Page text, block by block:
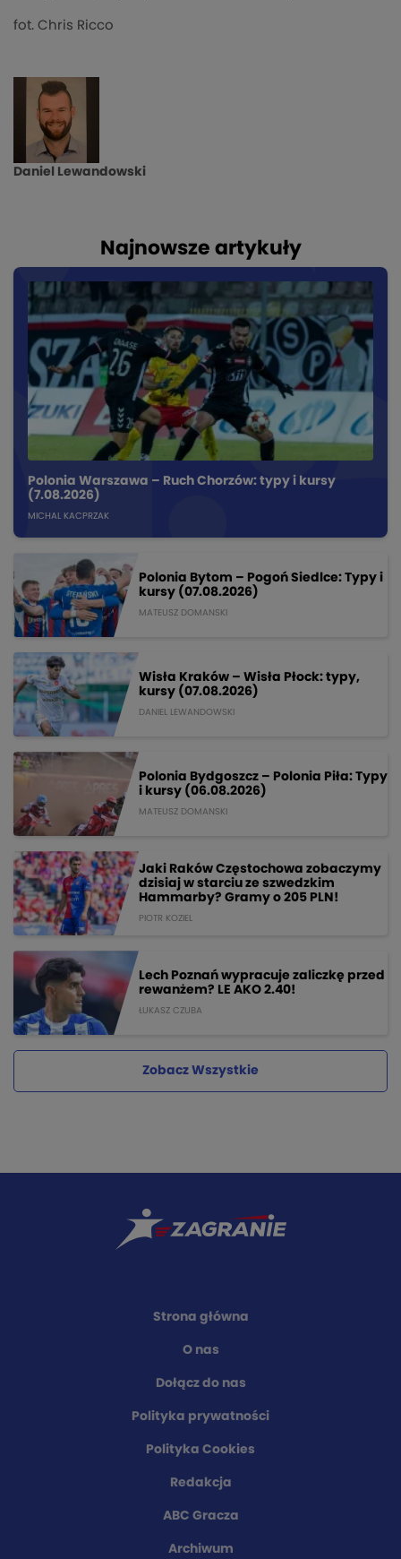
fot. Chris Ricco
Daniel Lewandowski
Najnowsze artykuły
Polonia Warszawa – Ruch Chorzów: typy i kursy
(7.08.2026)
MICHAL KACPRZAK
Polonia Bytom – Pogoń Siedlce: Typy i
kursy (07.08.2026)
MATEUSZ DOMANSKI
Wisła Kraków – Wisła Płock: typy,
kursy (07.08.2026)
DANIEL LEWANDOWSKI
Polonia Bydgoszcz – Polonia Piła: Typy
i kursy (06.08.2026)
MATEUSZ DOMANSKI
Jaki Raków Częstochowa zobaczymy
dzisiaj w starciu ze szwedzkim
Hammarby? Gramy o 205 PLN!
PIOTR KOZIEL
Lech Poznań wypracuje zaliczkę przed
rewanżem? LE AKO 2.40!
ŁUKASZ CZUBA
Zobacz Wszystkie
Strona główna
O nas
Dołącz do nas
Polityka prywatności
Polityka Cookies
Redakcja
ABC Gracza
Archiwum